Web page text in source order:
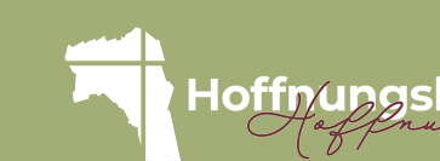
Gemeindeleitung